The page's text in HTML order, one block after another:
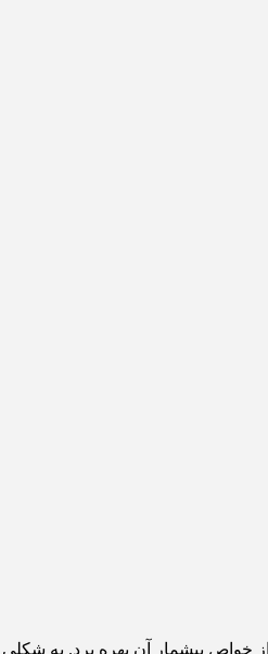
خواص بیشمار آن بهره برد. به